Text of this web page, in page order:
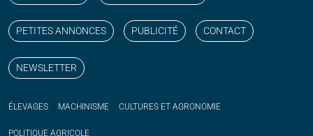
PETITES ANNONCES PUBLICITÉ CONTACT
NEWSLETTER
ÉLEVAGES MACHINISME CULTURES ET AGRONOMIE
POLITIQUE AGRICOLE